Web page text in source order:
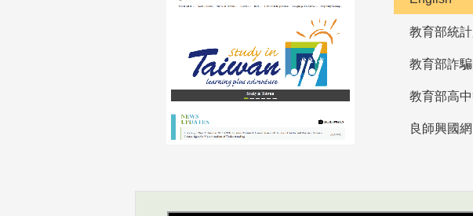
教育部統
教育部詐
良師興國網